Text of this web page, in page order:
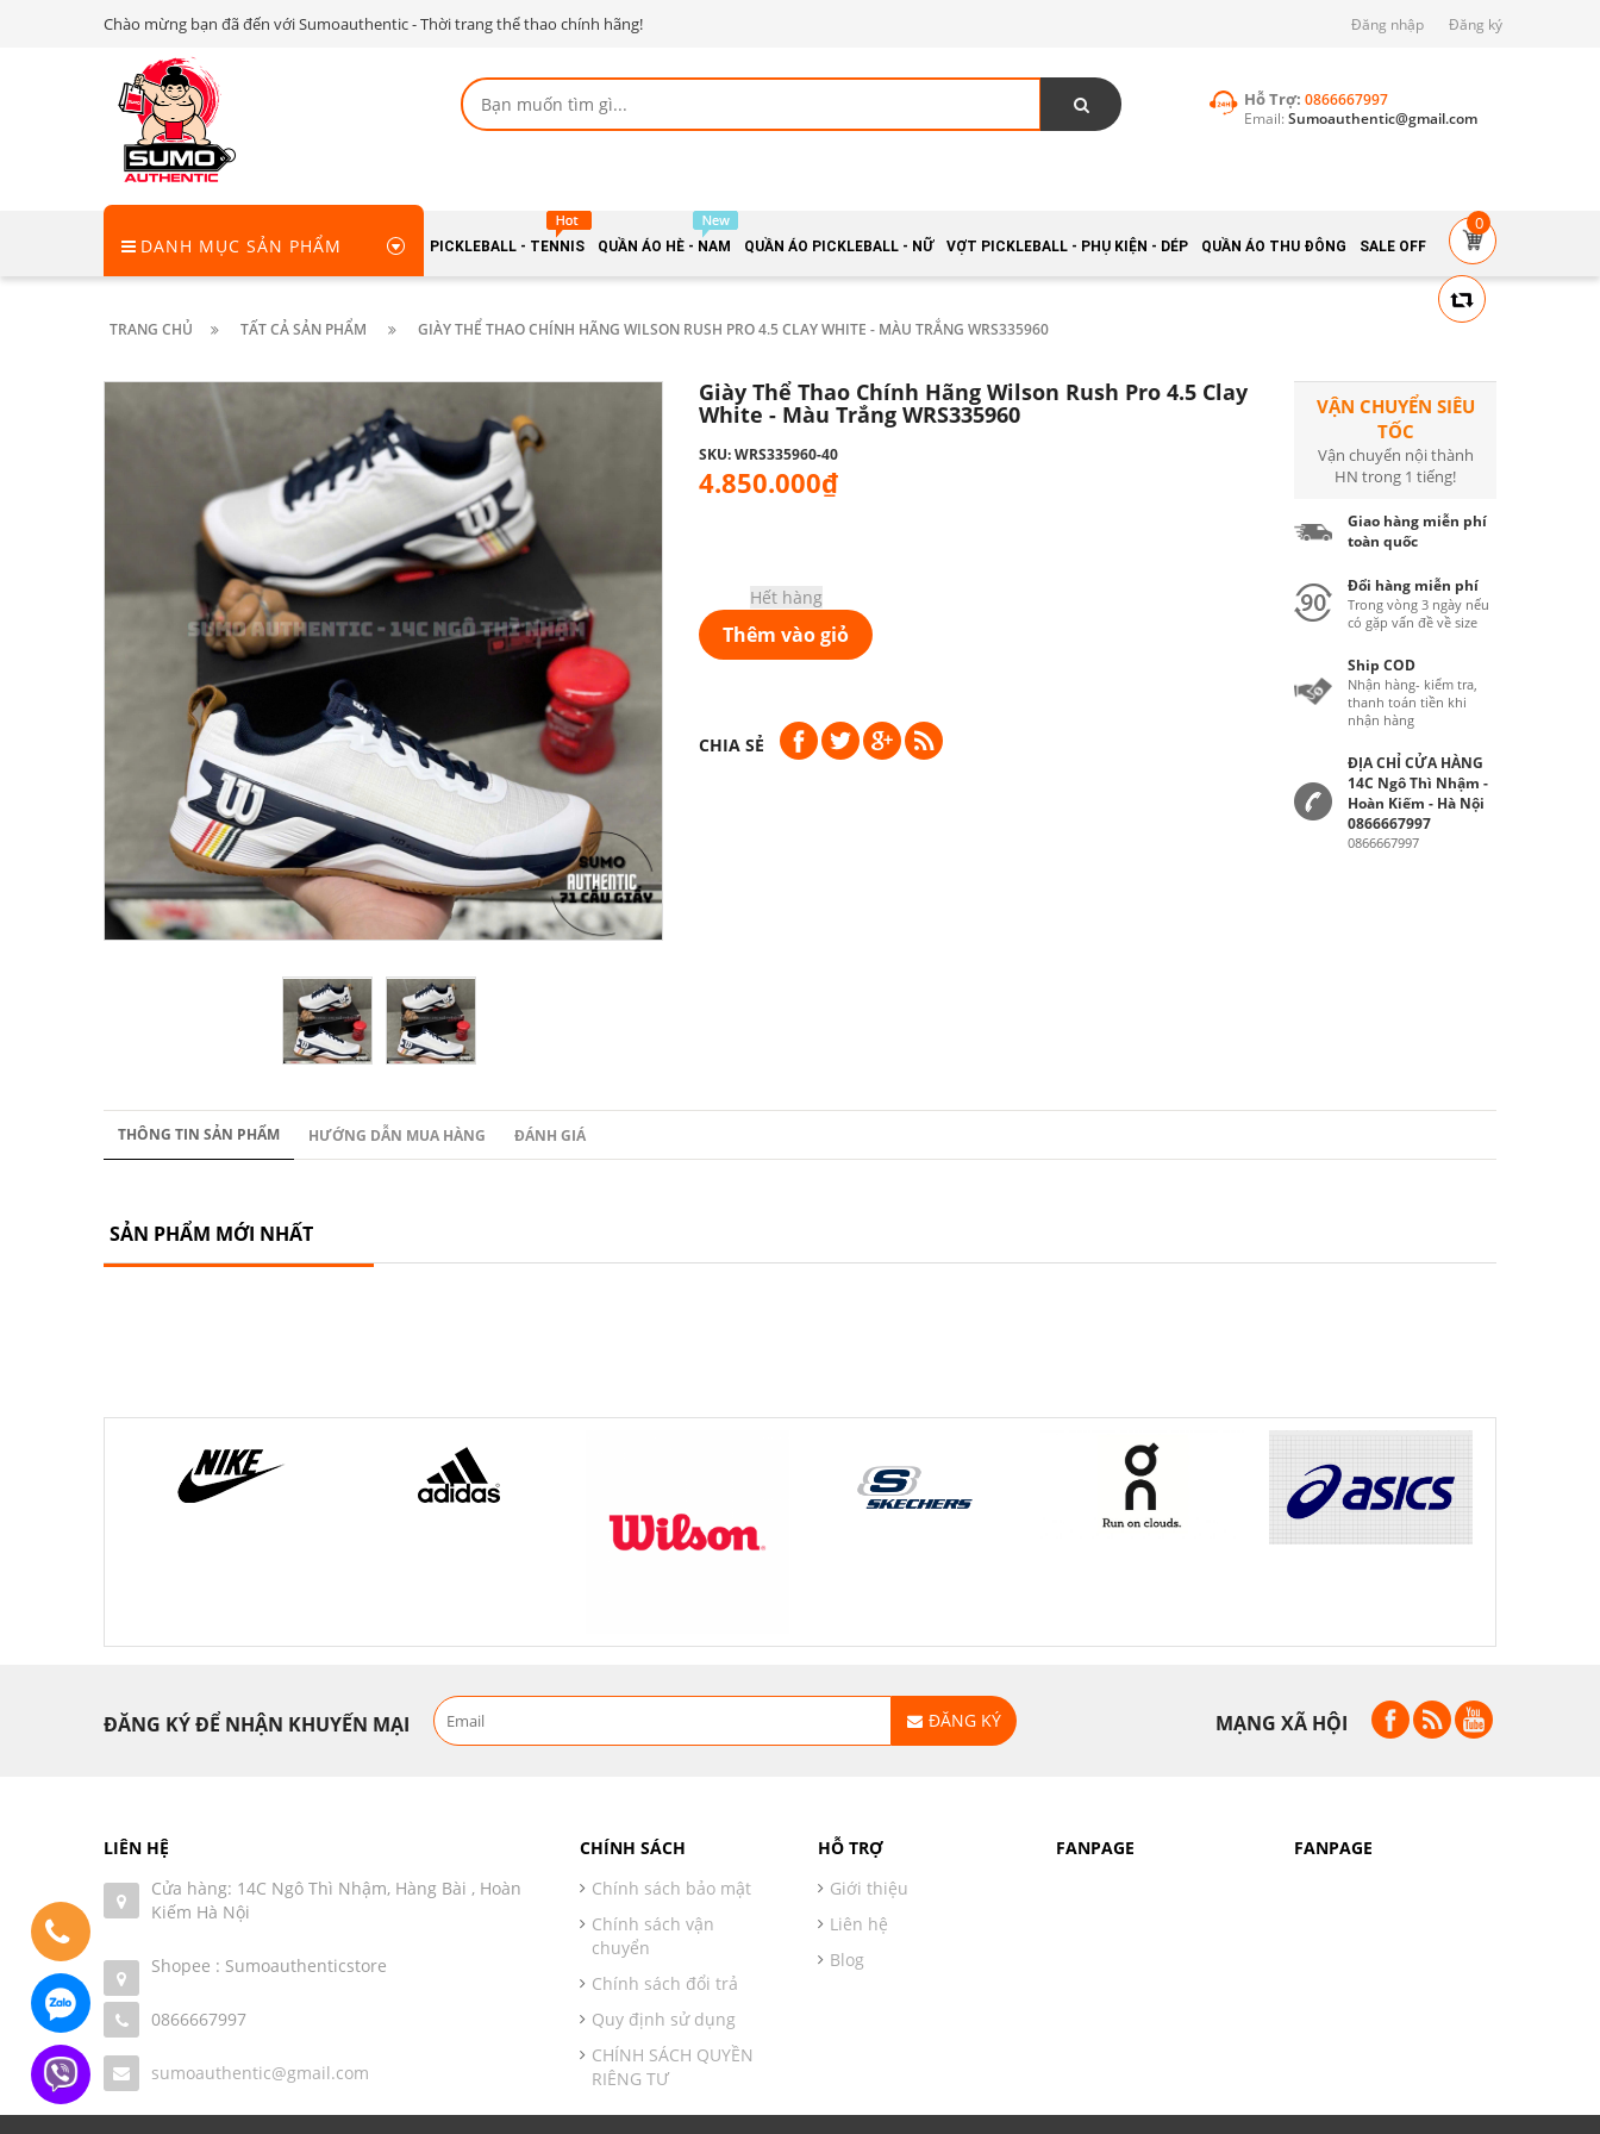
Chào mừng bạn đã đến với Sumoauthentic - Thời trang thể thao chính hãng! Đăng nhập Đăng ký
Hỗ Trợ: 0866667997
Email: Sumoauthentic@gmail.com
DANH MỤC SẢN PHẨM PICKLEBALL - TENNIS QUẦN ÁO HÈ - NAM QUẦN ÁO PICKLEBALL - NỮ VỢT PICKLEBALL - PHỤ KIỆN - DÉP QUẦN ÁO THU ĐÔNG SALE OFF
0
TRANG CHỦ TẤT CẢ SẢN PHẨM GIÀY THỂ THAO CHÍNH HÃNG WILSON RUSH PRO 4.5 CLAY WHITE - MÀU TRẮNG WRS335960
Giày Thể Thao Chính Hãng Wilson Rush Pro 4.5 Clay
White - Màu Trắng WRS335960
SKU: WRS335960-40
4.850.000₫
Hết hàng
Thêm vào giỏ
CHIA SẺ
VẬN CHUYỂN SIÊU
TỐC
Vận chuyển nội thành
HN trong 1 tiếng!
Giao hàng miễn phí
toàn quốc
Đổi hàng miễn phí
Trong vòng 3 ngày nếu
có gặp vấn đề về size
Ship COD
Nhận hàng- kiểm tra,
thanh toán tiền khi
nhận hàng
ĐỊA CHỈ CỬA HÀNG
14C Ngô Thì Nhậm -
Hoàn Kiếm - Hà Nội
0866667997
0866667997
THÔNG TIN SẢN PHẨM HƯỚNG DẪN MUA HÀNG ĐÁNH GIÁ
SẢN PHẨM MỚI NHẤT
ĐĂNG KÝ ĐỂ NHẬN KHUYẾN MẠI ĐĂNG KÝ MẠNG XÃ HỘI
LIÊN HỆ
Cửa hàng: 14C Ngô Thì Nhậm, Hàng Bài , Hoàn
Kiếm Hà Nội
Shopee : Sumoauthenticstore
0866667997
sumoauthentic@gmail.com
CHÍNH SÁCH
Chính sách bảo mật
Chính sách vận
chuyển
Chính sách đổi trả
Quy định sử dụng
CHÍNH SÁCH QUYỀN
RIÊNG TƯ
HỖ TRỢ
Giới thiệu
Liên hệ
Blog
FANPAGE FANPAGE